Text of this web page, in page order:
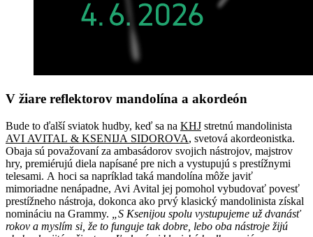
V žiare reflektorov mandolína a akordeón
Bude to ďalší sviatok hudby, keď sa na KHJ stretnú mandolinista
AVI AVITAL & KSENIJA SIDOROVA, svetová akordeonistka.
Obaja sú považovaní za ambasádorov svojich nástrojov, majstrov
hry, premiérujú diela napísané pre nich a vystupujú s prestížnymi
telesami. A hoci sa napríklad taká mandolína môže javiť
mimoriadne nenápadne, Avi Avital jej pomohol vybudovať povesť
prestížneho nástroja, dokonca ako prvý klasický mandolinista získal
nomináciu na Grammy.
„S Ksenijou spolu vystupujeme už dvanásť
rokov a myslím si, že to funguje tak dobre, lebo oba nástroje žijú